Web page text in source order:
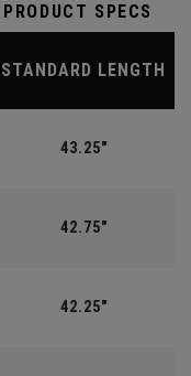
SPECS
STANDARD LENGTH
43.25"
42.75"
42.25"